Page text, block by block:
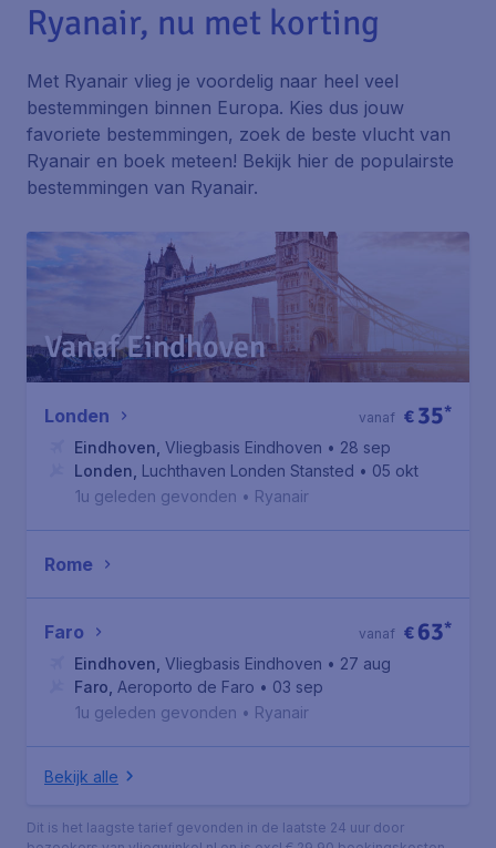
Ryanair, nu met korting
Met Ryanair vlieg je voordelig naar heel veel
bestemmingen binnen Europa. Kies dus jouw
favoriete bestemmingen, zoek de beste vlucht van
Ryanair en boek meteen! Bekijk hier de populairste
bestemmingen van Ryanair.
Vanaf Eindhoven
Londen € 35*
vanaf
Eindhoven Vliegbasis Eindhoven • 28 sep
Londen Luchthaven Londen Stansted • 05 okt
1u geleden gevonden • Ryanair
Rome
Faro € 63*
vanaf
Eindhoven Vliegbasis Eindhoven • 27 aug
Faro Aeroporto de Faro • 03 sep
1u geleden gevonden • Ryanair
Bekijk alle
Dit is het laagste tarief gevonden in de laatste 24 uur door